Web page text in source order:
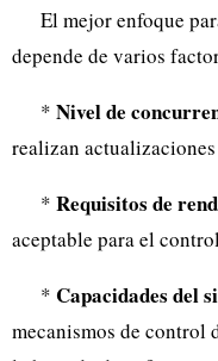
El mejor enfoque
depende de varios
* Nivel de
realizan
* Requisitos de
aceptable para el
* Capacidades del
mecanismos de control